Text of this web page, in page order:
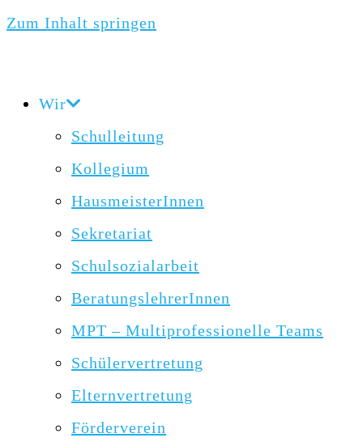
Zum Inhalt springen
Wir
Schulleitung
Kollegium
HausmeisterInnen
Sekretariat
Schulsozialarbeit
BeratungslehrerInnen
MPT – Multiprofessionelle Teams
Schülervertretung
Elternvertretung
Förderverein